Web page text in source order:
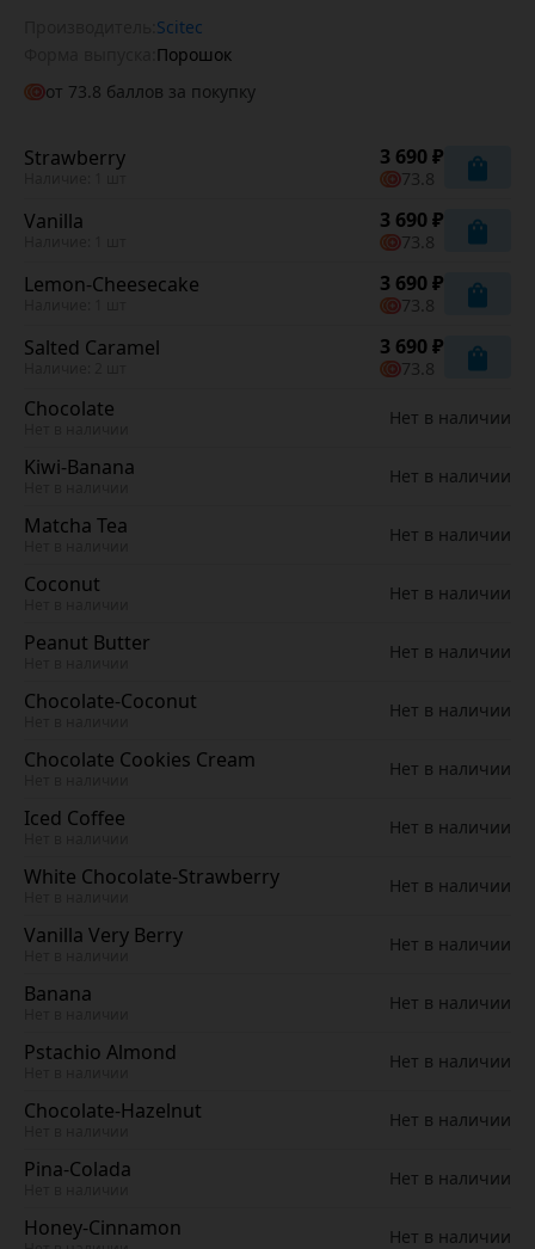
Scitec
Порошок
от 73.8 баллов за покупку
Strawberry 3 690 ₽
73.8
Vanilla 3 690 ₽
73.8
Lemon-Cheesecake 3 690 ₽
73.8
Salted Caramel 3 690 ₽
73.8
Chocolate Нет в наличии
Kiwi-Banana Нет в наличии
Matcha Tea Нет в наличии
Coconut Нет в наличии
Peanut Butter Нет в наличии
Chocolate-Coconut Нет в наличии
Chocolate Cookies Cream Нет в наличии
Iced Coffee Нет в наличии
White Chocolate-Strawberry Нет в наличии
Vanilla Very Berry Нет в наличии
Banana Нет в наличии
Pstachio Almond Нет в наличии
Chocolate-Hazelnut Нет в наличии
Pina-Colada Нет в наличии
Honey-Cinnamon Нет в наличии